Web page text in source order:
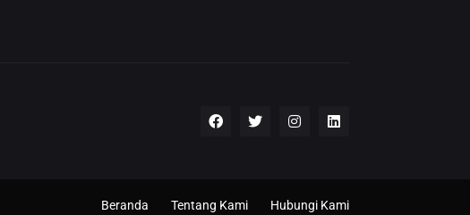
Beranda Tentang Kami Hubungi Kami